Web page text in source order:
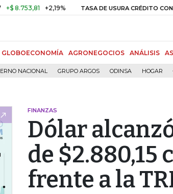
+2,19% TASA DE USURA CRÉDITO CONSUMO
GLOBOECONOMÍA AGRONEGOCIOS ANÁLISIS
NACIONAL GRUPO ARGOS ODINSA HOGAR
FINANZAS
Dólar
de $2.880,15
frente a la